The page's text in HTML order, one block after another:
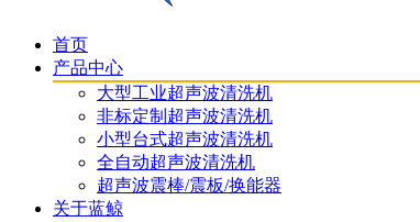
首页
产品中心
大型工业超声波清洗机
非标定制超声波清洗机
小型台式超声波清洗机
全自动超声波清洗机
超声波震棒/震板/换能器
关于蓝鲸